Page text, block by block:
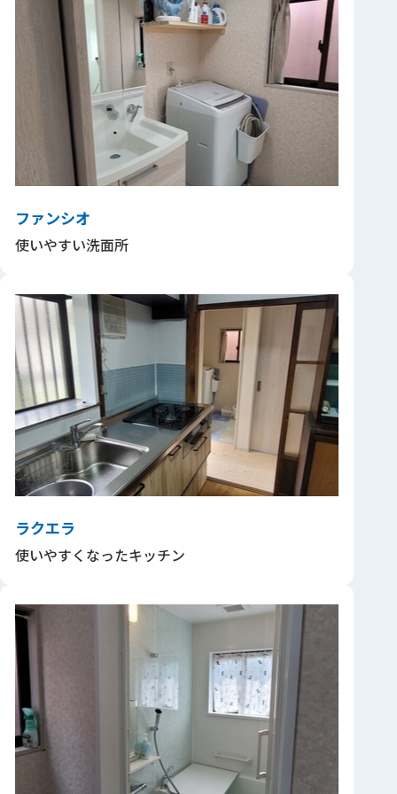
ファンシオ
使いやすい洗面所
ラクエラ
使いやすくなったキッチン